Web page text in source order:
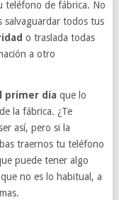
teléfono de fábrica. No
salvaguardar todos tus
o traslada todas
a otro
primer día que lo
la fábrica. ¿Te
así, pero si la
traernos tu teléfono
puede tener algo
no es lo habitual, a